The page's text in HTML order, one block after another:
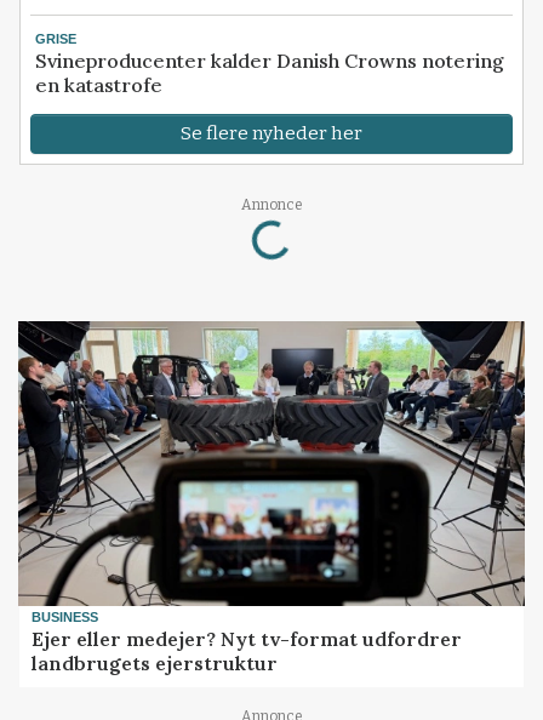
GRISE
Svineproducenter kalder Danish Crowns notering
en katastrofe
Se flere nyheder her
Annonce
Loading...
BUSINESS
Ejer eller medejer? Nyt tv-format udfordrer
landbrugets ejerstruktur
Annonce